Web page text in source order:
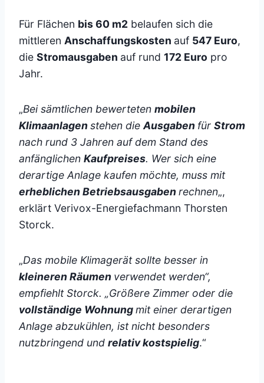
Für Flächen bis 60 m2 belaufen sich die
mittleren Anschaffungskosten auf 547 Euro,
die Stromausgaben auf rund 172 Euro pro
Jahr.
„Bei sämtlichen bewerteten mobilen
Klimaanlagenstehen die Ausgaben für Strom
nach rund 3 Jahren auf dem Stand des
anfänglichen Kaufpreises. Wer sich eine
derartige Anlage kaufen möchte, muss mit
erheblichen Betriebsausgabenrechnen„,
erklärt Verivox-Energiefachmann Thorsten
Storck.
„Das mobile Klimagerät sollte besser in
kleineren Räumen verwendet werden“,
empfiehlt Storck. „Größere Zimmer oder die
vollständige Wohnungmit einer derartigen
Anlage abzukühlen, ist nicht besonders
nutzbringend und relativ kostspielig.“